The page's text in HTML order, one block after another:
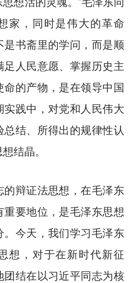
家，同时是伟大的革命
是书斋里的学问，而是顺
人民意愿、掌握历史主
的产物，是在领导中国
践中，对党和人民伟大
结、所得出的规律性认
结晶。
辩证法思想，在毛泽东
要地位，是毛泽东思想
。今天，我们学习毛泽东
想，对于在新时代新征
结在以习近平同志为核